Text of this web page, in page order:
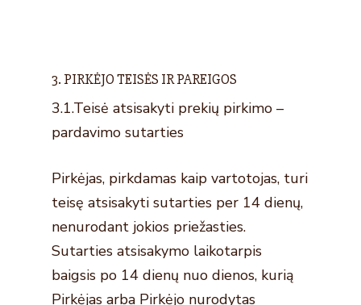
3. PIRKĖJO TEISĖS IR PAREIGOS
3.1.Teisė atsisakyti prekių pirkimo –
pardavimo sutarties
Pirkėjas, pirkdamas kaip vartotojas, turi
teisę atsisakyti sutarties per 14 dienų,
nenurodant jokios priežasties.
Sutarties atsisakymo laikotarpis
baigsis po 14 dienų nuo dienos, kurią
Pirkėjas arba Pirkėjo nurodytas